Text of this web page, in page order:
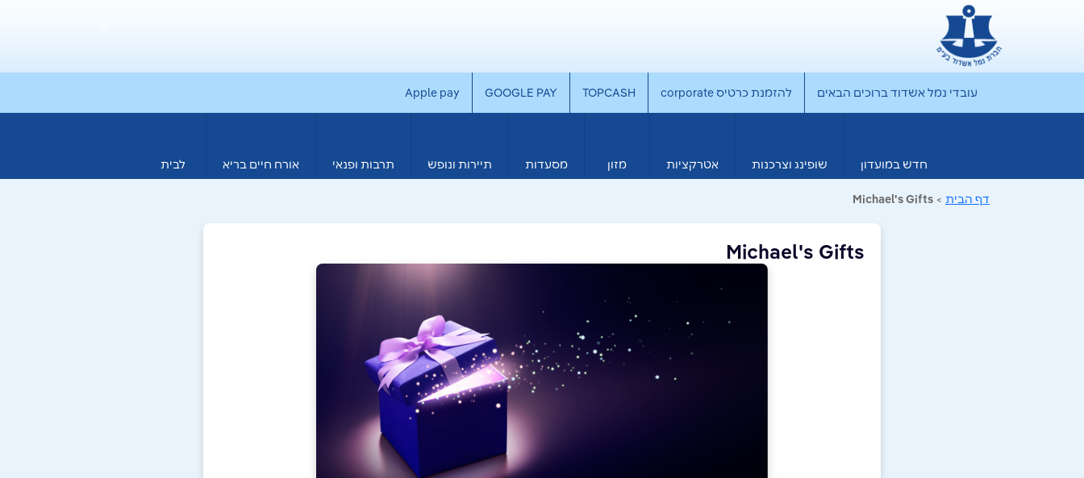
עובדי נמל אשדוד ברוכים הבאים להזמנת כרטיס corporate TOPCASH
GOOGLE PAY
Apple pay
חדש במועדון שופינג וצרכנות אטרקציות מזון מסעדות תיירות ונופש תרבות ופנאי אורח חיים בריא לבית
דף הבית >
Michael's Gifts
Michael's Gifts